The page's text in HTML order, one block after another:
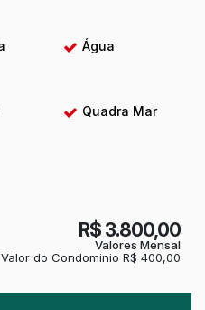
Água
Quadra Mar
R$ 3.800,00
Valores Mensal
Valor do Condominio R$ 400,00